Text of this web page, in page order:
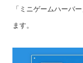
「ミニゲームハーバ
ます。